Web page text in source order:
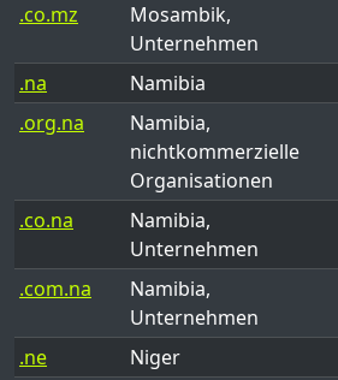
.co.mz
Mosambik,
Unternehmen
.na Namibia
.org.na
Namibia,
nichtkommerzielle
Organisationen
.co.na
Namibia,
Unternehmen
.com.na
Namibia,
Unternehmen
.ne Niger